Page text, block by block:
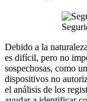
Debido a la
es difícil, pero no
sospechosas, como
dispositivos no
el análisis de los